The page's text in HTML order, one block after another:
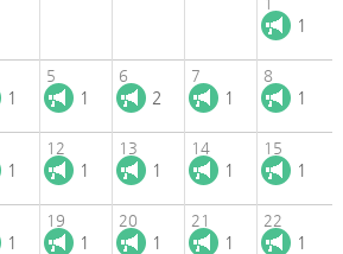
1
1
5
1
6
2
7
1
8
1
1
12
1
13
1
14
1
15
1
1
19
1
20
1
21
1
22
1